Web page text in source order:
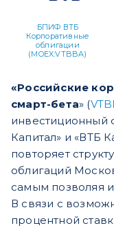
БПИФ ВТБ
Корпоративные
облигации
(MOEX:VTBBA)
«Российские
смарт-бета» (
Капитал» и «ВТБ
повторяет
облигаций
самым позволяя
В связи с
процентной